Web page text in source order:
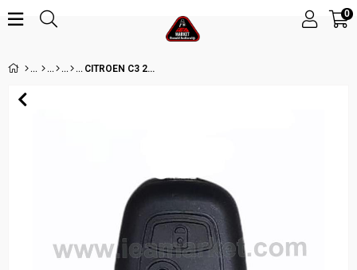
0
CITROEN C3 2 BUTON KUMANDA KABI VA2